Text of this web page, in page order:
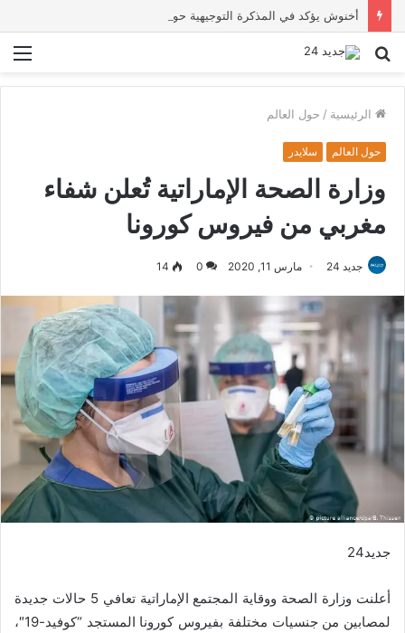
بحث
الرئيسية / حول العالم
حول العالم سلايدر
وزارة الصحة الإماراتية تُعلن شفاء
مغربي من فيروس كورونا
جديد 24 مارس 11, 2020 0
14
جديد24
أعلنت وزارة الصحة ووقاية المجتمع الإماراتية تعافي 5 حالات جديدة
لمصابين من جنسيات مختلفة بفيروس كورونا المستجد “كوفيد-19″،